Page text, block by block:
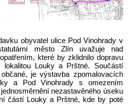
obyvatel ulice Pod Vinohrady v
město Zlín uvažuje nad
které by zklidnilo dopravu
Louky a Prštné. Součástí
je výstavba zpomalovacích
a Pod Vinohrady s omezením
nezastavěného úseku
částí Louky a Prštné, kde by poté